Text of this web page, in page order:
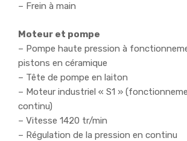
– Frein à main
Moteur et pompe
– Pompe haute pression à
pistons en céramique
– Tête de pompe en laiton
– Moteur industriel « S1 »
continu)
– Vitesse 1420 tr/min
– Régulation de la pression en continu